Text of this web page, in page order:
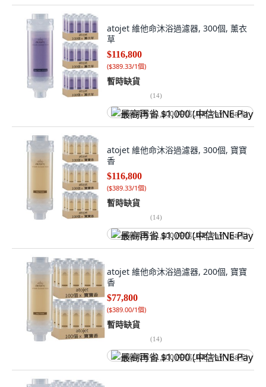
atojet 維他命沐浴過濾器, 300個, 薰衣
草
$116,800
($389.33/1個)
暫時缺貨
(14)
最高再省 $1,000 (中信LINE Pay Visa卡)
atojet 維他命沐浴過濾器, 300個, 寶寶
香
$116,800
($389.33/1個)
暫時缺貨
(14)
最高再省 $1,000 (中信LINE Pay Visa卡)
atojet 維他命沐浴過濾器, 200個, 寶寶
香
$77,800
($389.00/1個)
暫時缺貨
(14)
最高再省 $1,000 (中信LINE Pay Visa卡)